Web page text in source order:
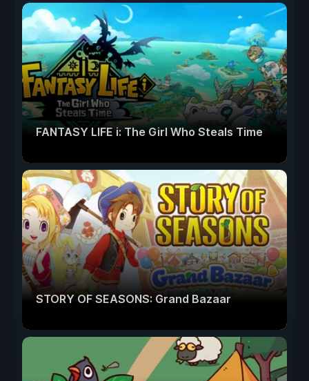
FANTASY LIFE i: The Girl Who Steals Time
STORY OF SEASONS: Grand Bazaar